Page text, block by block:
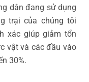
dân đang sử dụng
trại của chúng tôi
xác giúp giảm tổn
vật và các đầu vào
30%.